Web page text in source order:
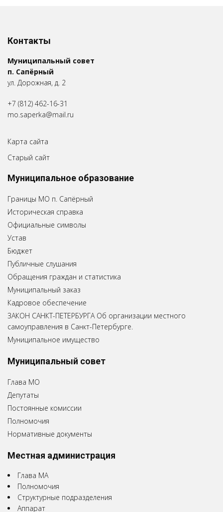
Контакты
Муниципальный совет
п. Сапёрный
ул. Дорожная, д. 2
+7 (812) 462-16-31
mo.saperka@mail.ru
Карта сайта
Старый сайт
Муниципальное образование
Границы МО п. Сапёрный
Историческая справка
Официальные символы
Устав
Бюджет
Публичные слушания
Обращения граждан и статистика
Муниципальный заказ
Кадровое обеспечение
ЗАКОН САНКТ-ПЕТЕРБУРГА Об организации местного
самоуправления в Санкт-Петербурге.
Муниципальное имущество
Муниципальный совет
Глава МО
Депутаты
Постоянные комиссии
Полномочия
Нормативные документы
Местная администрация
Глава МА
Полномочия
Структурные подразделения
Аппарат